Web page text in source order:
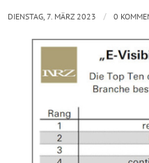
DIENSTAG, 7. MÄRZ 2023 / 0